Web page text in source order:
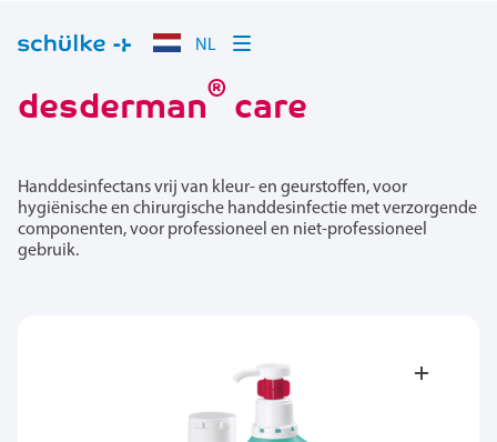
NL
desderman® care
Handdesinfectans vrij van kleur- en geurstoffen, voor
hygiënische en chirurgische handdesinfectie met verzorgende
componenten, voor professioneel en niet-professioneel
gebruik.